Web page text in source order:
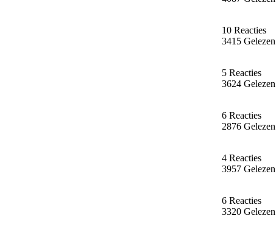
10 Reacties
3415 Gelezen
5 Reacties
3624 Gelezen
6 Reacties
2876 Gelezen
4 Reacties
3957 Gelezen
6 Reacties
3320 Gelezen